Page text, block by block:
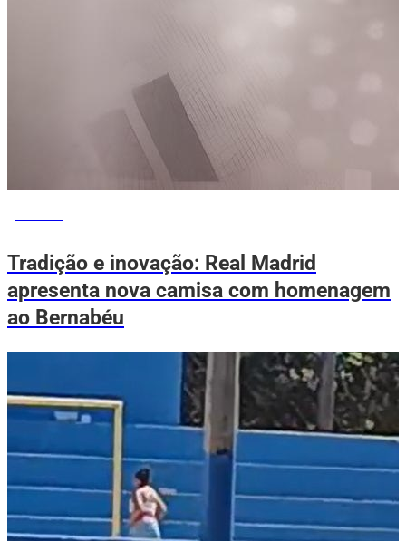
Tradição e inovação: Real Madrid
apresenta nova camisa com homenagem
ao Bernabéu